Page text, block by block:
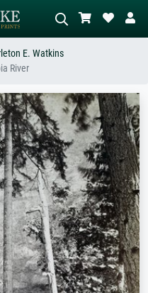
scenen – for eksempel grønn
eng, abstrakt med mye rødt, mørkt
oljemaleri, stående akt ved et tre.
E. Watkins
River